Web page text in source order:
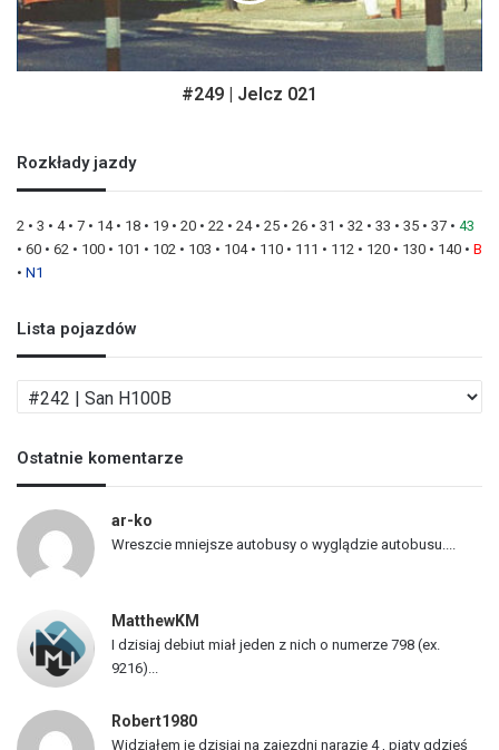
#249 | Jelcz 021
Rozkłady jazdy
2 • 3 • 4• 7 • 14• 18 • 19 • 20 • 22 • 24• 25 • 26 • 31 • 32 • 33 • 35 • 37 • 43
• 60 • 62 • 100 • 101 • 102 • 103 • 104• 110 • 111 • 112 • 120 • 130 • 140 • B
• N1
Lista pojazdów
i
t
a
o
j
w
Ostatnie komentarze
ar-ko
Wreszcie mniejsze autobusy o wyglądzie autobusu....
MatthewKM
I dzisiaj debiut miał jeden z nich o numerze 798 (ex.
9216)...
Robert1980
Widziałem je dzisiaj na zajezdni narazie 4 , piaty gdzieś